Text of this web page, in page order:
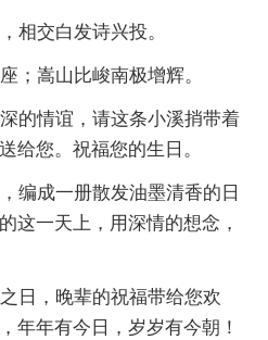
相交白发诗兴投。
；嵩山比峻南极增辉。
的情谊，请这条小溪捎带着
给您。祝福您的生日。
编成一册散发油墨清香的日
这一天上，用深情的想念，
日，晚辈的祝福带给您欢
年年有今日，岁岁有今朝！